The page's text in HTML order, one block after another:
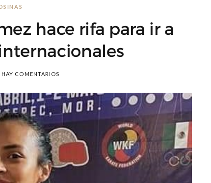
hace rifa para ir a
HAY COMENTARIOS